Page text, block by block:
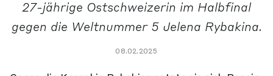
27-jährige Ostschweizerin im Halbfinal
gegen die Weltnummer 5 Jelena Rybakina.
08.02.2025